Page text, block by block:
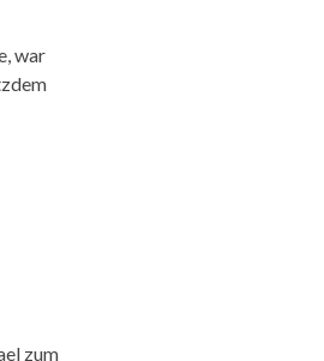
war
zum